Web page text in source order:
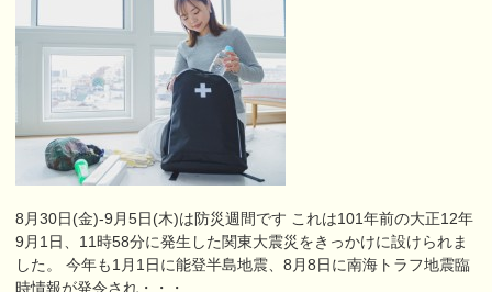
8月30日(金)-9月5日(木)は防災週間です これは101年前の大正12年
9月1日、11時58分に発生した関東大震災をきっかけに設けられま
した。 今年も1月1日に能登半島地震、8月8日に南海トラフ地震臨
時情報が発令され・・・